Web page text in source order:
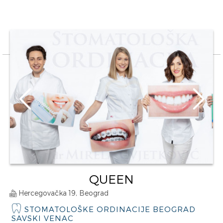
QUEEN
Hercegovačka 19, Beograd
STOMATOLOŠKE ORDINACIJE BEOGRAD
SAVSKI VENAC